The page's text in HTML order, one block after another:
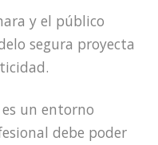
y el público
segura proyecta
un entorno
debe poder